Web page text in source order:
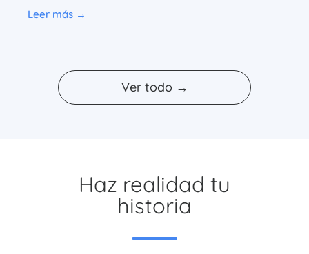
Ver todo →
Leer más →
Haz realidad tu
historia